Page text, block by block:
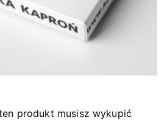
produkt musisz wykupić